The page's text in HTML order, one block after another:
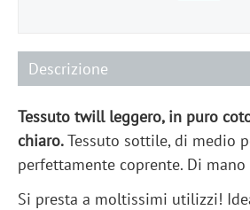
Descrizione
Tessuto twill leggero, in puro
chiaro.Tessuto sottile, di medio
perfettamente coprente. Di mano
Si presta a moltissimi utilizzi!